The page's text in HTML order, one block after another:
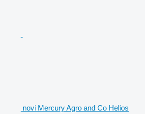
novi Mercury Agro and Co Helios